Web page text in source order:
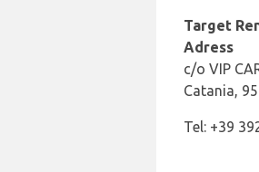
Target
Adress
c/o VIP
Catania,
Tel: +39